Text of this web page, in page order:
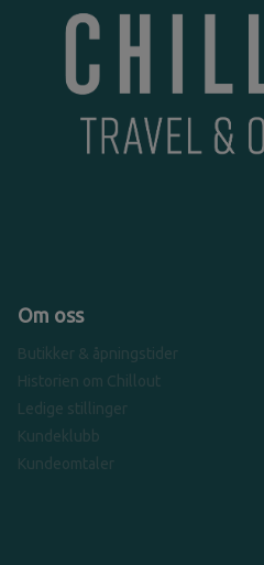
Om oss
Butikker & åpningstider
Historien om Chillout
Ledige stillinger
Kundeklubb
Kundeomtaler